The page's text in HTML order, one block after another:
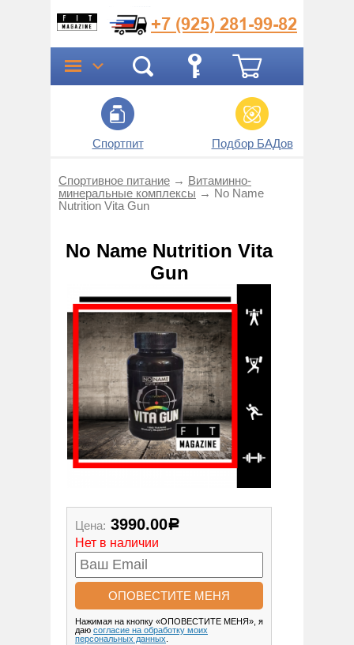
+7 (925) 281-99-82
Спортпит Подбор БАДов
Спортивное питание → Витаминно-
минеральные комплексы → No Name
Nutrition Vita Gun
No Name Nutrition Vita
Gun
Цена: 3990.00Р
Нет в наличии
Нажимая на кнопку «ОПОВЕСТИТЕ МЕНЯ», я
даю согласие на обработку моих
персональных данных